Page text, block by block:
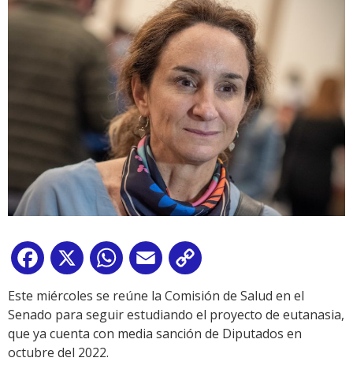
Facebook
X WhatsApp
Email
Link
Este miércoles se reúne la Comisión de Salud en el
Senado para seguir estudiando el proyecto de eutanasia,
que ya cuenta con media sanción de Diputados en
octubre del 2022.